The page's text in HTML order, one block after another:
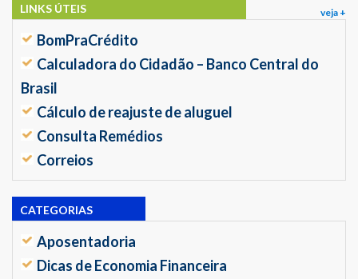
veja +
LINKS ÚTEIS
BomPraCrédito
Calculadora do Cidadão – Banco Central do
Brasil
Cálculo de reajuste de aluguel
Consulta Remédios
Correios
CATEGORIAS
Aposentadoria
Dicas de Economia Financeira